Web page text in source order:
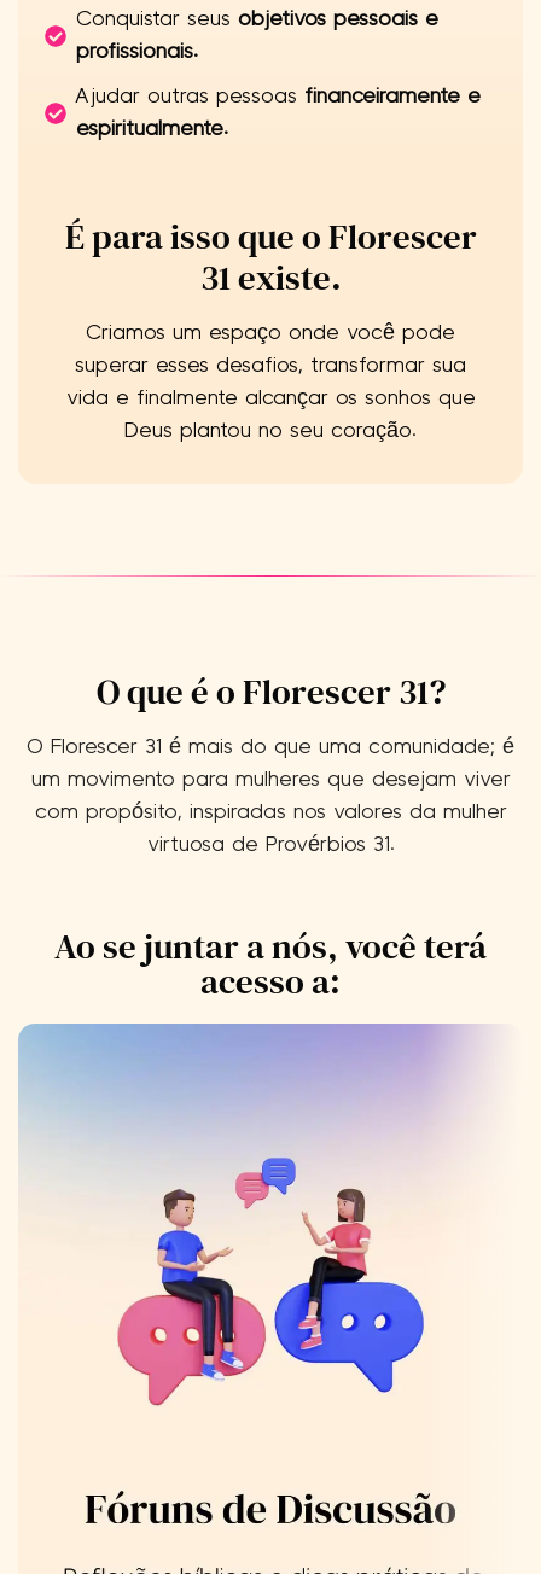
Conquistar seus objetivos pessoais e
profissionais.
Ajudar outras pessoas financeiramente e
espiritualmente.
É para isso que o Florescer
31 existe.
Criamos um espaço onde você pode
superar esses desafios, transformar sua
vida e finalmente alcançar os sonhos que
Deus plantou no seu coração.
O que é o Florescer 31?
O Florescer 31 é mais do que uma comunidade; é
um movimento para mulheres que desejam viver
com propósito, inspiradas nos valores da mulher
virtuosa de Provérbios 31.
Ao se juntar a nós, você terá
acesso a: